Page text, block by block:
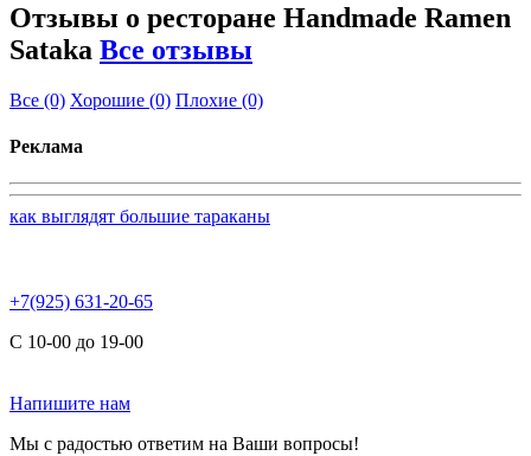
Отзывы о ресторане Handmade Ramen
Sataka Все отзывы
Все (0) Хорошие (0) Плохие (0)
Реклама
как выглядят большие тараканы
+7(925) 631-20-65
С 10-00 до 19-00
Напишите нам
Мы с радостью ответим на Ваши вопросы!